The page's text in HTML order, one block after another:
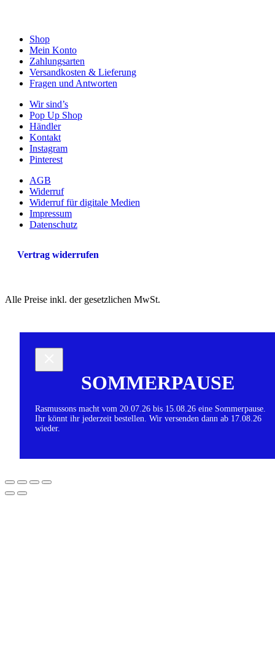
Shop
Mein Konto
Zahlungsarten
Versandkosten & Lieferung
Fragen und Antworten
Wir sind’s
Pop Up Shop
Händler
Kontakt
Instagram
Pinterest
AGB
Widerruf
Widerruf für digitale Medien
Impressum
Datenschutz
Vertrag widerrufen
Alle Preise inkl. der gesetzlichen MwSt.
SOMMERPAUSE
Rasmussons macht vom 20.07.26 bis 15.08.26 eine Sommerpause.
Ihr könnt ihr jederzeit bestellen. Wir versenden dann ab 17.08.26
wieder.